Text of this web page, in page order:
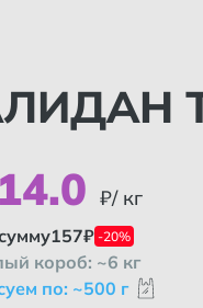
.0 ₽/ кг
157₽ -20%
короб: ~6 кг
по: ~500 г